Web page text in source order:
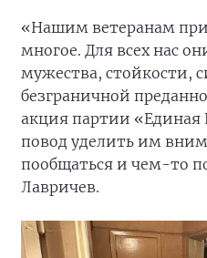
«Нашим ветеранам
многое. Для всех нас
мужества, стойкости,
безграничной
акция партии «Единая
повод уделить им
пообщаться и чем-то
Лавричев.